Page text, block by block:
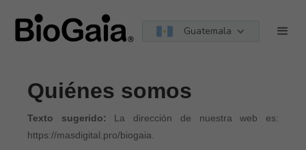
Guatemala
Condiciones de uso
Quiénes somos
Texto sugerido: La dirección de nuestra web es:
https://masdigital.pro/biogaia.